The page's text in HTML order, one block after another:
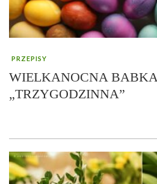
PRZEPISY
WIELKANOCNA
„TRZYGODZINNA”